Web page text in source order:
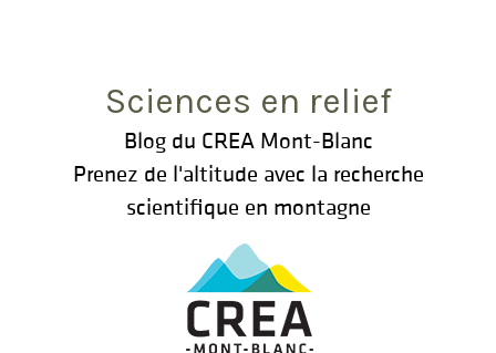
Sciences en relief
Blog du CREA Mont-Blanc
Prenez de l'altitude avec la recherche
scientifique en montagne